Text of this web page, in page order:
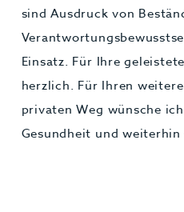
sind Ausdruck von
Einsatz. Für Ihre
herzlich. Für Ihren
privaten Weg wünsche
Gesundheit und weiterhin